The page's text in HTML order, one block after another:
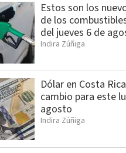
Estos son los
de los
del jueves 6 de
Indira Zúñiga
Dólar en Costa
cambio para este
agosto
Indira Zúñiga